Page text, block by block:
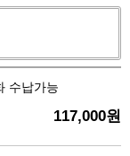
수납가능
117,000원